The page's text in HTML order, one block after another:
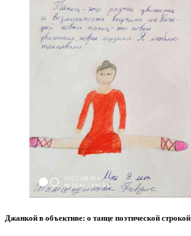
Джанкой в объективе: о танце поэтической строкой